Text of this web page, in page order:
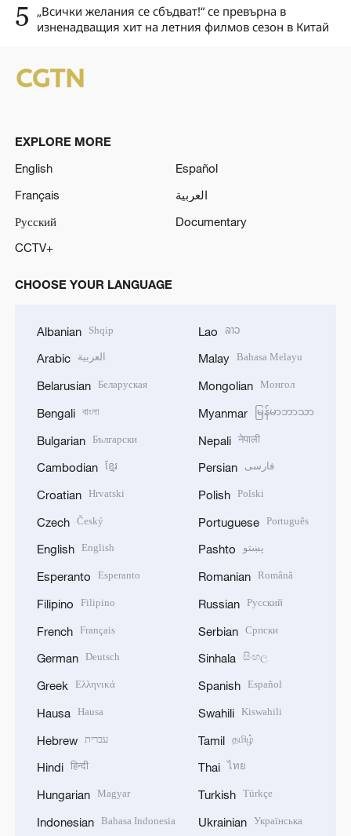
5 „Всички желания се сбъдват!“ се превърна в
изненадващия хит на летния филмов сезон в Китай
EXPLORE MORE
English
Español
Français
العربية
Русский
Documentary
CCTV+
CHOOSE YOUR LANGUAGE
Albanian Shqip
Arabic العربية
Belarusian Беларуская
Bengali বাংলা
Bulgarian Български
Cambodian ខ្មែរ
Croatian Hrvatski
Czech Český
English English
Esperanto Esperanto
Filipino Filipino
French Français
German Deutsch
Greek Ελληνικά
Hausa Hausa
Hebrew עברית
Hindi हिन्दी
Hungarian Magyar
Indonesian Bahasa Indonesia
Lao ລາວ
Malay Bahasa Melayu
Mongolian Монгол
Myanmar မြန်မာဘာသာ
Nepali नेपाली
Persian فارسی
Polish Polski
Portuguese Português
Pashto پښتو
Romanian Română
Russian Русский
Serbian Српски
Sinhala සිංහල
Spanish Español
Swahili Kiswahili
Tamil தமிழ்
Thai ไทย
Turkish Türkçe
Ukrainian Українська